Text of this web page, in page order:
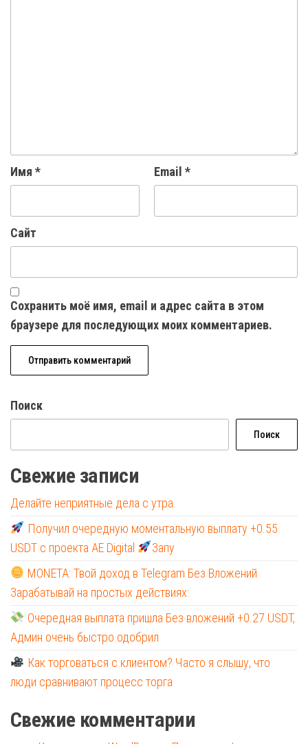
Имя * Email *
Сайт
Сохранить моё имя, email и адрес сайта в этом
браузере для последующих моих комментариев.
Поиск
Поиск
Свежие записи
Делайте неприятные дела с утра.
Получил очередную моментальную выплату +0.55
USDT с проекта AE Digital
Запу
MONETA: Твой доход в Telegram Без Вложений
Зарабатывай на простых действиях:
Очередная выплата пришла Без вложений +0.27 USDT,
Админ очень быстро одобрил
Как торговаться с клиентом? Часто я слышу, что
люди сравнивают процесс торга
Свежие комментарии